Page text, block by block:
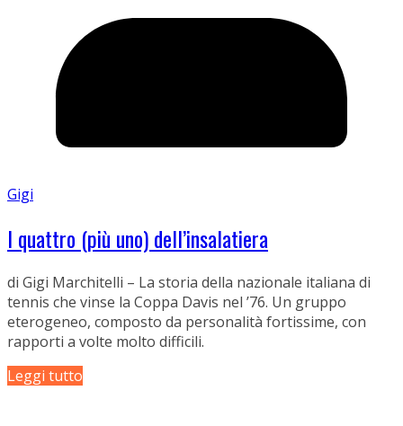
Gigi
I quattro (più uno) dell’insalatiera
di Gigi Marchitelli – La storia della nazionale italiana di
tennis che vinse la Coppa Davis nel ’76. Un gruppo
eterogeneo, composto da personalità fortissime, con
rapporti a volte molto difficili.
Leggi tutto